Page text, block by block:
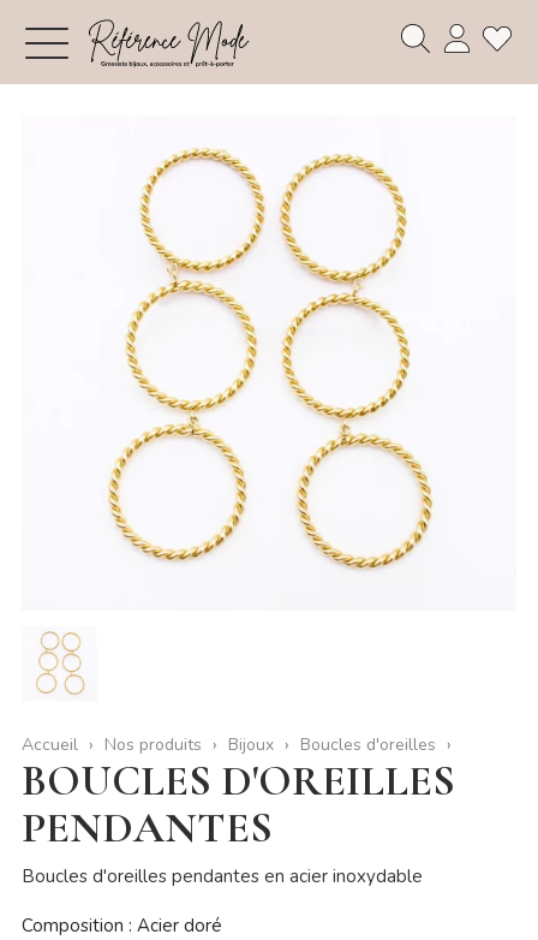
Accueil Nos produits Bijoux Boucles d'oreilles
BOUCLES D'OREILLES
PENDANTES
Boucles d'oreilles pendantes en acier inoxydable
Composition : Acier doré